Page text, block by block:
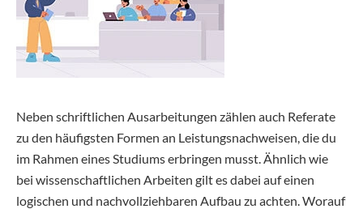
Neben schriftlichen Ausarbeitungen zählen auch Referate
zu den häufigsten Formen an Leistungsnachweisen, die du
im Rahmen eines Studiums erbringen musst. Ähnlich wie
bei wissenschaftlichen Arbeiten gilt es dabei auf einen
logischen und nachvollziehbaren Aufbau zu achten. Worauf